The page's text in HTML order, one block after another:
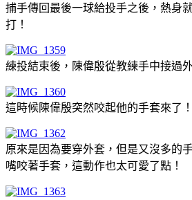
捕手傳回最後一球給投手之後，熱身
打！
練投結束後，陳偉殷從教練手中接過
這時候陳偉殷突然咬起他的手套來了
原來是因為要穿外套，但是又沒多的
嘴咬著手套，這動作也太可愛了點！